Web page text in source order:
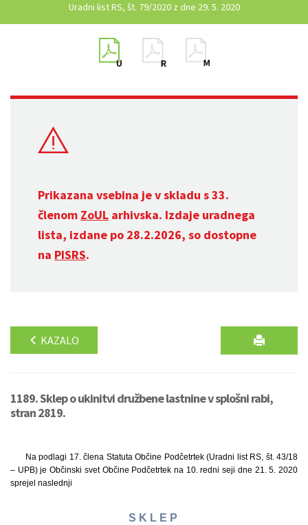
Uradni list RS, št. 79/2020 z dne 29. 5. 2020
Prikazana vsebina je v skladu s 33.
členom ZoUL arhivska. Izdaje uradnega
lista, izdane po 28.2.2026, so dostopne
na PISRS.
KAZALO
1189. Sklep o ukinitvi družbene lastnine v splošni rabi,
stran 2819.
Na podlagi 17. člena Statuta Občine Podčetrtek (Uradni list RS, št. 43/18
– UPB) je Občinski svet Občine Podčetrtek na 10. redni seji dne 21. 5. 2020
sprejel naslednji
S K L E P